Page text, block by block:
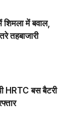
में बवाल,
तहबाजारी
HRTC बस बैटरी